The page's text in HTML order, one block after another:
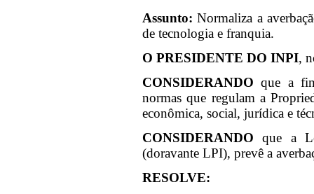
Assunto: Normaliza a
de tecnologia e franquia.
O PRESIDENTE DO INPI,
CONSIDERANDO que a
normas que regulam a
econômica, social, jurídica e
CONSIDERANDOque a
(doravante LPI), prevê a
RESOLVE: